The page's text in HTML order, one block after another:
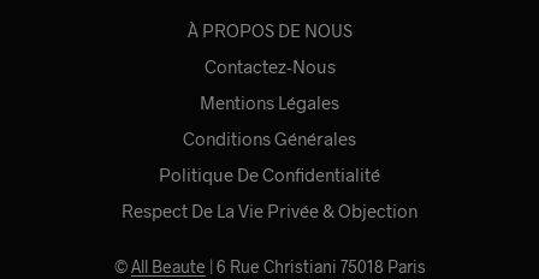
À PROPOS DE NOUS
Contactez-Nous
Mentions Légales
Conditions Générales
Politique De Confidentialité
Respect De La Vie Privée & Objection
©All Beaute | 6 Rue Christiani 75018 Paris